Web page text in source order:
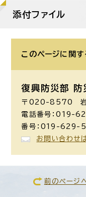
添付ファイル
このページに関す
復興防災部 防
〒020-8570 岩
電話番号：019-
番号：019-629-
お問い合わせ
前のページ